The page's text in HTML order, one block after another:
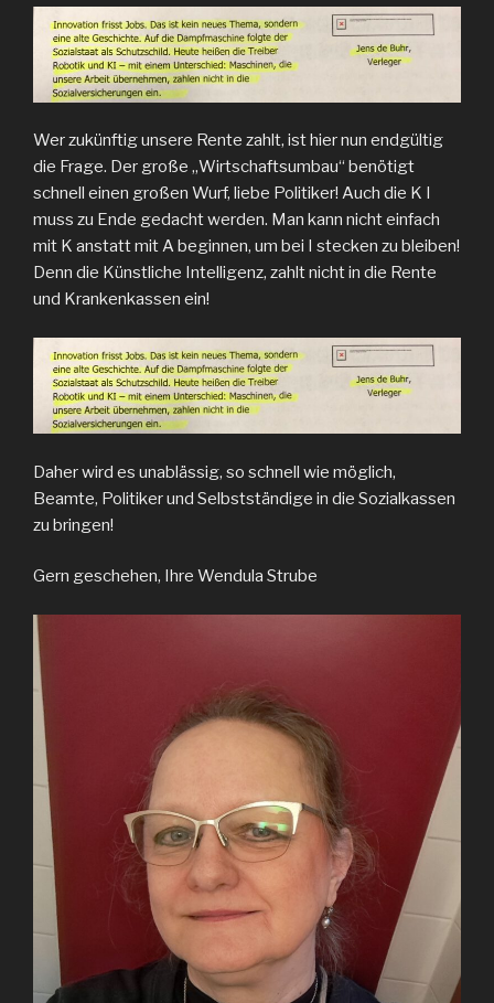
Wer zukünftig unsere Rente zahlt, ist hier nun endgültig
die Frage. Der große „Wirtschaftsumbau“ benötigt
schnell einen großen Wurf, liebe Politiker! Auch die K I
muss zu Ende gedacht werden. Man kann nicht einfach
mit K anstatt mit A beginnen, um bei I stecken zu bleiben!
Denn die Künstliche Intelligenz, zahlt nicht in die Rente
und Krankenkassen ein!
Daher wird es unablässig, so schnell wie möglich,
Beamte, Politiker und Selbstständige in die Sozialkassen
zu bringen!
Gern geschehen, Ihre Wendula Strube